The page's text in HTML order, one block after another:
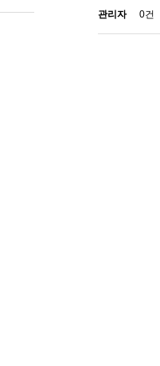
관리자 0건